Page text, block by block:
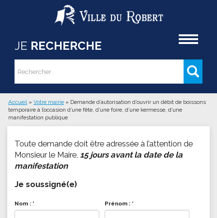
Aller au contenu principal
JE RECHERCHE
Formulaire de recherche
Rechercher
Vous êtes ici
Accueil » Votre mairie » Demande d’autorisation d’ouvrir un débit de boissons
temporaire à l’occasion d’une fête, d’une foire, d’une kermesse, d’une
manifestation publique
Toute demande doit être adressée à l’attention de
Monsieur le Maire, 15 jours avant la date de la
manifestation
Je soussigné(e)
Nom : * Prénom :*